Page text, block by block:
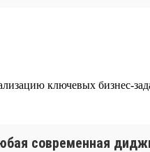
ключевых бизнес-
современная